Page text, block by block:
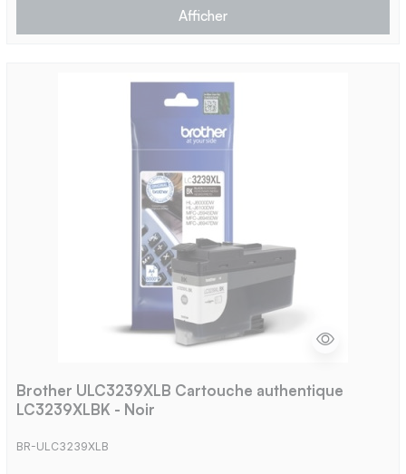
Afficher
Brother ULC3239XLB Cartouche authentique
LC3239XLBK - Noir
BR-ULC3239XLB